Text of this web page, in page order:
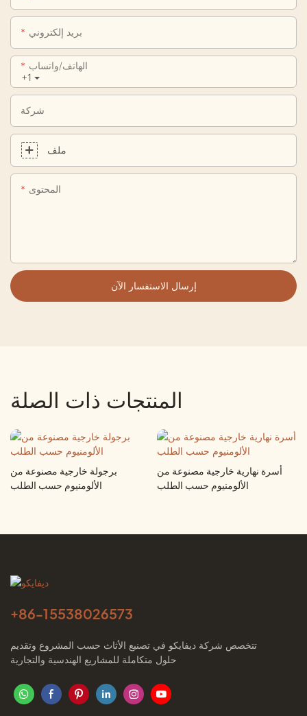
بريد إلكتروني
+1
الهاتف/واتساب
شركة
ملف
المحتوى
إرسال الاستفسار الآن
المنتجات ذات الصلة
برجولة خارجية مصنوعة من
الألومنيوم حسب الطلب
أسرة نهارية خارجية مصنوعة من
الألومنيوم حسب الطلب
+86-15538026573
تتخصص شركة ديفايكو في تصنيع الأثاث حسب المشروع وتقديم
حلول متكاملة للمشاريع الهندسية والتجارية